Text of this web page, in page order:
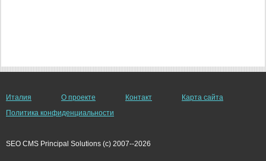
Италия О проекте Контакт
Карта сайта
Политика конфиденциальности
SEO CMS Principal Solutions (c) 2007--2026